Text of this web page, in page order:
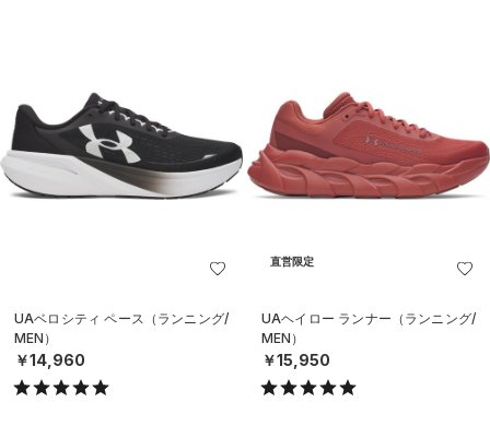
UAベロシティ ペース（ランニング/
MEN）
￥14,960
直営限定
UAヘイロー ランナー（ランニング/
MEN）
￥15,950